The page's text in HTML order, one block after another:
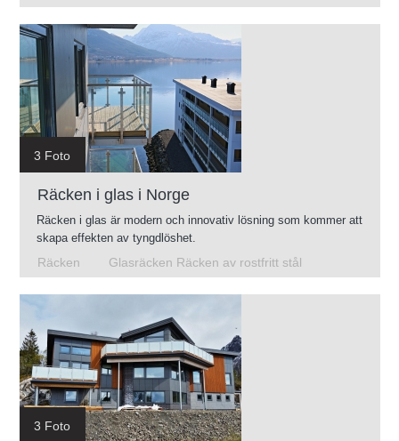
3 Foto
Räcken i glas i Norge
Räcken i glas är modern och innovativ lösning som kommer att
skapa effekten av tyngdlöshet.
Räcken
Glasräcken Räcken av rostfritt stål
3 Foto